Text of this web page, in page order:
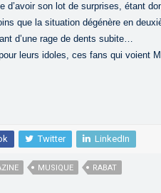
d’avoir son lot de surprises, étant
que la situation dégénère en
d’une rage de dents subite…
leurs idoles, ces fans qui voient
Twitter LinkedIn
MUSIQUE RABAT